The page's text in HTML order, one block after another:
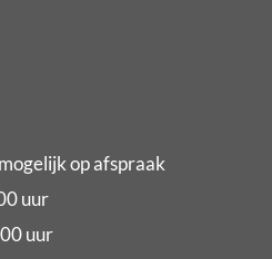
op afspraak
uur
uur